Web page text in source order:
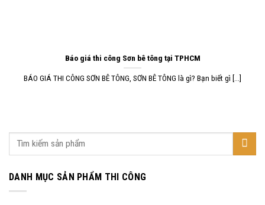
Báo giá thi công Sơn bê tông tại TPHCM
BÁO GIÁ THI CÔNG SƠN BÊ TÔNG, SƠN BÊ TÔNG là gì? Bạn biết gì [...]
DANH MỤC SẢN PHẨM THI CÔNG